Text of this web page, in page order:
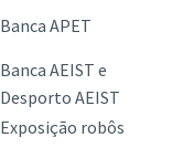
Banca APET
Banca AEIST e
Desporto AEIST
Exposição robôs